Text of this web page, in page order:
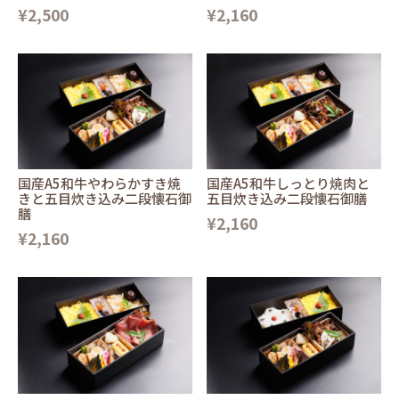
¥2,500 ¥2,160
国産A5和牛やわらかすき焼
きと五目炊き込み二段懐石御
膳
¥2,160
国産A5和牛しっとり焼肉と
五目炊き込み二段懐石御膳
¥2,160